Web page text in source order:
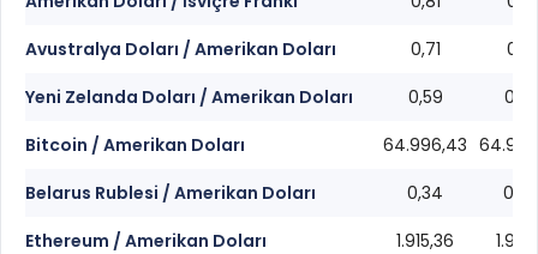
Avustralya Doları / Amerikan Doları
0,71
0,71
Yeni Zelanda Doları / Amerikan Doları
0,59
0,59
Bitcoin / Amerikan Doları
64.996,43
Belarus Rublesi / Amerikan Doları
0,34
0,34
Ethereum / Amerikan Doları
1.915,36